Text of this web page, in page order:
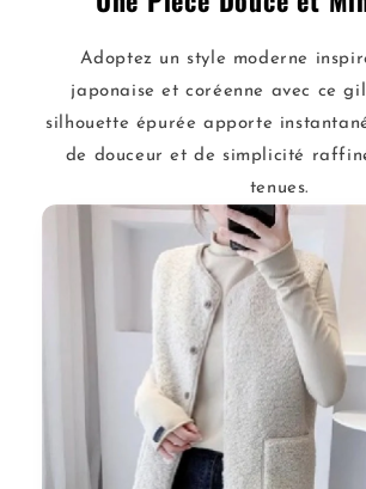
Moderne
Moderne
Adoptez un style moderne
japonaise et coréenne avec ce
silhouette épurée apporte
de douceur et de simplicité
tenues.